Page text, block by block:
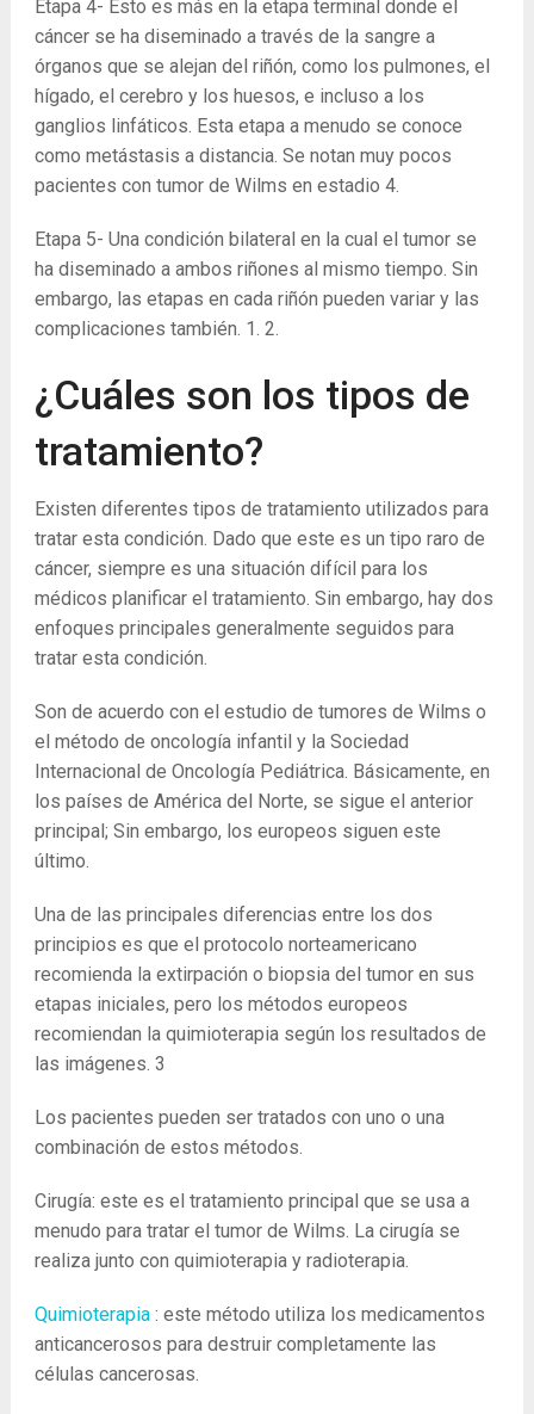
Etapa 4- Esto es más en la etapa terminal donde el
cáncer se ha diseminado a través de la sangre a
órganos que se alejan del riñón, como los pulmones, el
hígado, el cerebro y los huesos, e incluso a los
ganglios linfáticos. Esta etapa a menudo se conoce
como metástasis a distancia. Se notan muy pocos
pacientes con tumor de Wilms en estadio 4.
Etapa 5- Una condición bilateral en la cual el tumor se
ha diseminado a ambos riñones al mismo tiempo. Sin
embargo, las etapas en cada riñón pueden variar y las
complicaciones también. 1. 2.
¿Cuáles son los tipos de
tratamiento?
Existen diferentes tipos de tratamiento utilizados para
tratar esta condición. Dado que este es un tipo raro de
cáncer, siempre es una situación difícil para los
médicos planificar el tratamiento. Sin embargo, hay dos
enfoques principales generalmente seguidos para
tratar esta condición.
Son de acuerdo con el estudio de tumores de Wilms o
el método de oncología infantil y la Sociedad
Internacional de Oncología Pediátrica. Básicamente, en
los países de América del Norte, se sigue el anterior
principal; Sin embargo, los europeos siguen este
último.
Una de las principales diferencias entre los dos
principios es que el protocolo norteamericano
recomienda la extirpación o biopsia del tumor en sus
etapas iniciales, pero los métodos europeos
recomiendan la quimioterapia según los resultados de
las imágenes. 3
Los pacientes pueden ser tratados con uno o una
combinación de estos métodos.
Cirugía: este es el tratamiento principal que se usa a
menudo para tratar el tumor de Wilms. La cirugía se
realiza junto con quimioterapia y radioterapia.
Quimioterapia: este método utiliza los medicamentos
anticancerosos para destruir completamente las
células cancerosas.